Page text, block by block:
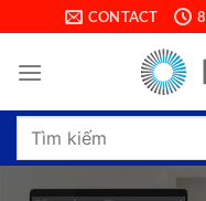
to
content
CONTACT
Search